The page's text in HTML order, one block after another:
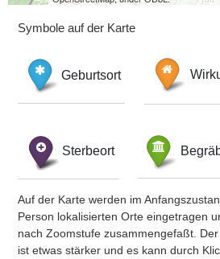
Symbole auf der Karte
Geburtsort
Sterbeort
Auf der Karte werden im
Person lokalisierten Orte eingetragen
nach Zoomstufe zusammengefaßt.
ist etwas stärker und es kann durch